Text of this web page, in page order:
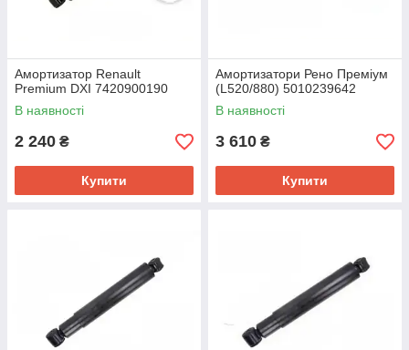
Амортизатор Renault
Premium DXI 7420900190
В наявності
2 240 ₴
Купити
Амортизатори Рено Преміум
(L520/880) 5010239642
В наявності
3 610 ₴
Купити